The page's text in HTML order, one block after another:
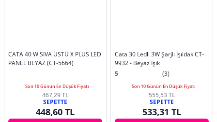
CATA 40 W SIVA ÜSTÜ X PLUS LED
PANEL BEYAZ (CT-5664)
Son 10 Günün En Düşük Fiyatı
467,29 TL
SEPETTE
448,60 TL
Cata 30 Ledli 3W Şarjlı Işıldak CT-
9932 - Beyaz Işık
5
(3)
Son 10 Günün En Düşük Fiyatı
555,53 TL
SEPETTE
533,31 TL